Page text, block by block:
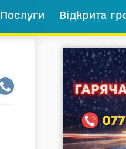
Послуги Відкрита